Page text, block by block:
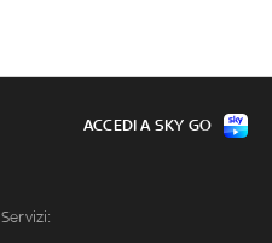
Servizi:
ACCEDI A SKY GO